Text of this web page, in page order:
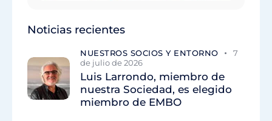
Noticias recientes
NUESTROS SOCIOS Y ENTORNO
7
de julio de 2026
Luis Larrondo, miembro de
nuestra Sociedad, es elegido
miembro de EMBO